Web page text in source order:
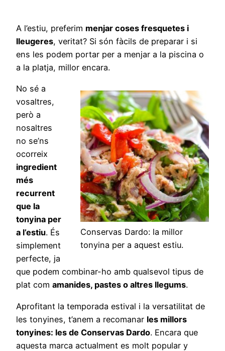
A l’estiu, preferim menjar coses fresquetes i
lleugeres, veritat? Si són fàcils de preparar i si
ens les podem portar per a menjar a la piscina o
a la platja, millor encara.
Conservas Dardo: la millor
tonyina per a aquest estiu.
No sé a
vosaltres,
però a
nosaltres
no se’ns
ocorreix
ingredient
més
recurrent
que la
tonyina per
a l’estiu. És
simplement
perfecte, ja
que podem combinar-ho amb qualsevol tipus de
plat com amanides, pastes o altres llegums.
Aprofitant la temporada estival i la versatilitat de
les tonyines, t’anem a recomanar les millors
tonyines: les de Conservas Dardo. Encara que
aquesta marca actualment es molt popular y